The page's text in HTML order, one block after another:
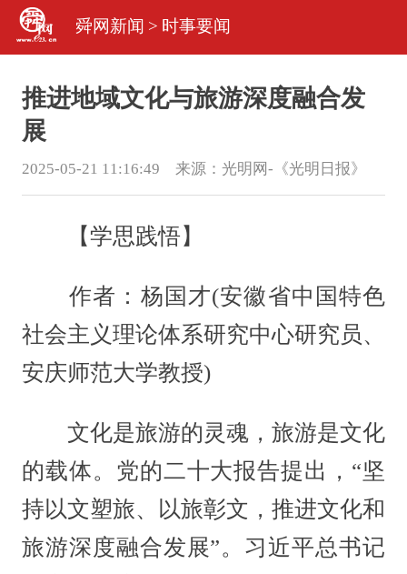
舜网新闻 > 时事要闻
推进地域文化与旅游深度融合发
展
2025-05-21 11:16:49 来源： 光明网-《光明日报》
【学思践悟】
作者：杨国才(安徽省中国特色
社会主义理论体系研究中心研究员、
安庆师范大学教授)
文化是旅游的灵魂，旅游是文化
的载体。党的二十大报告提出，“坚
持以文塑旅、以旅彰文，推进文化和
旅游深度融合发展”。习近平总书记